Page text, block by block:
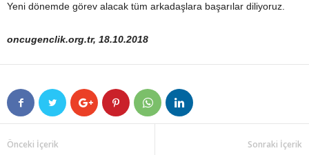
Yeni dönemde görev alacak tüm arkadaşlara başarılar diliyoruz.
oncugenclik.org.tr, 18.10.2018
Önceki İçerik Sonraki İçerik